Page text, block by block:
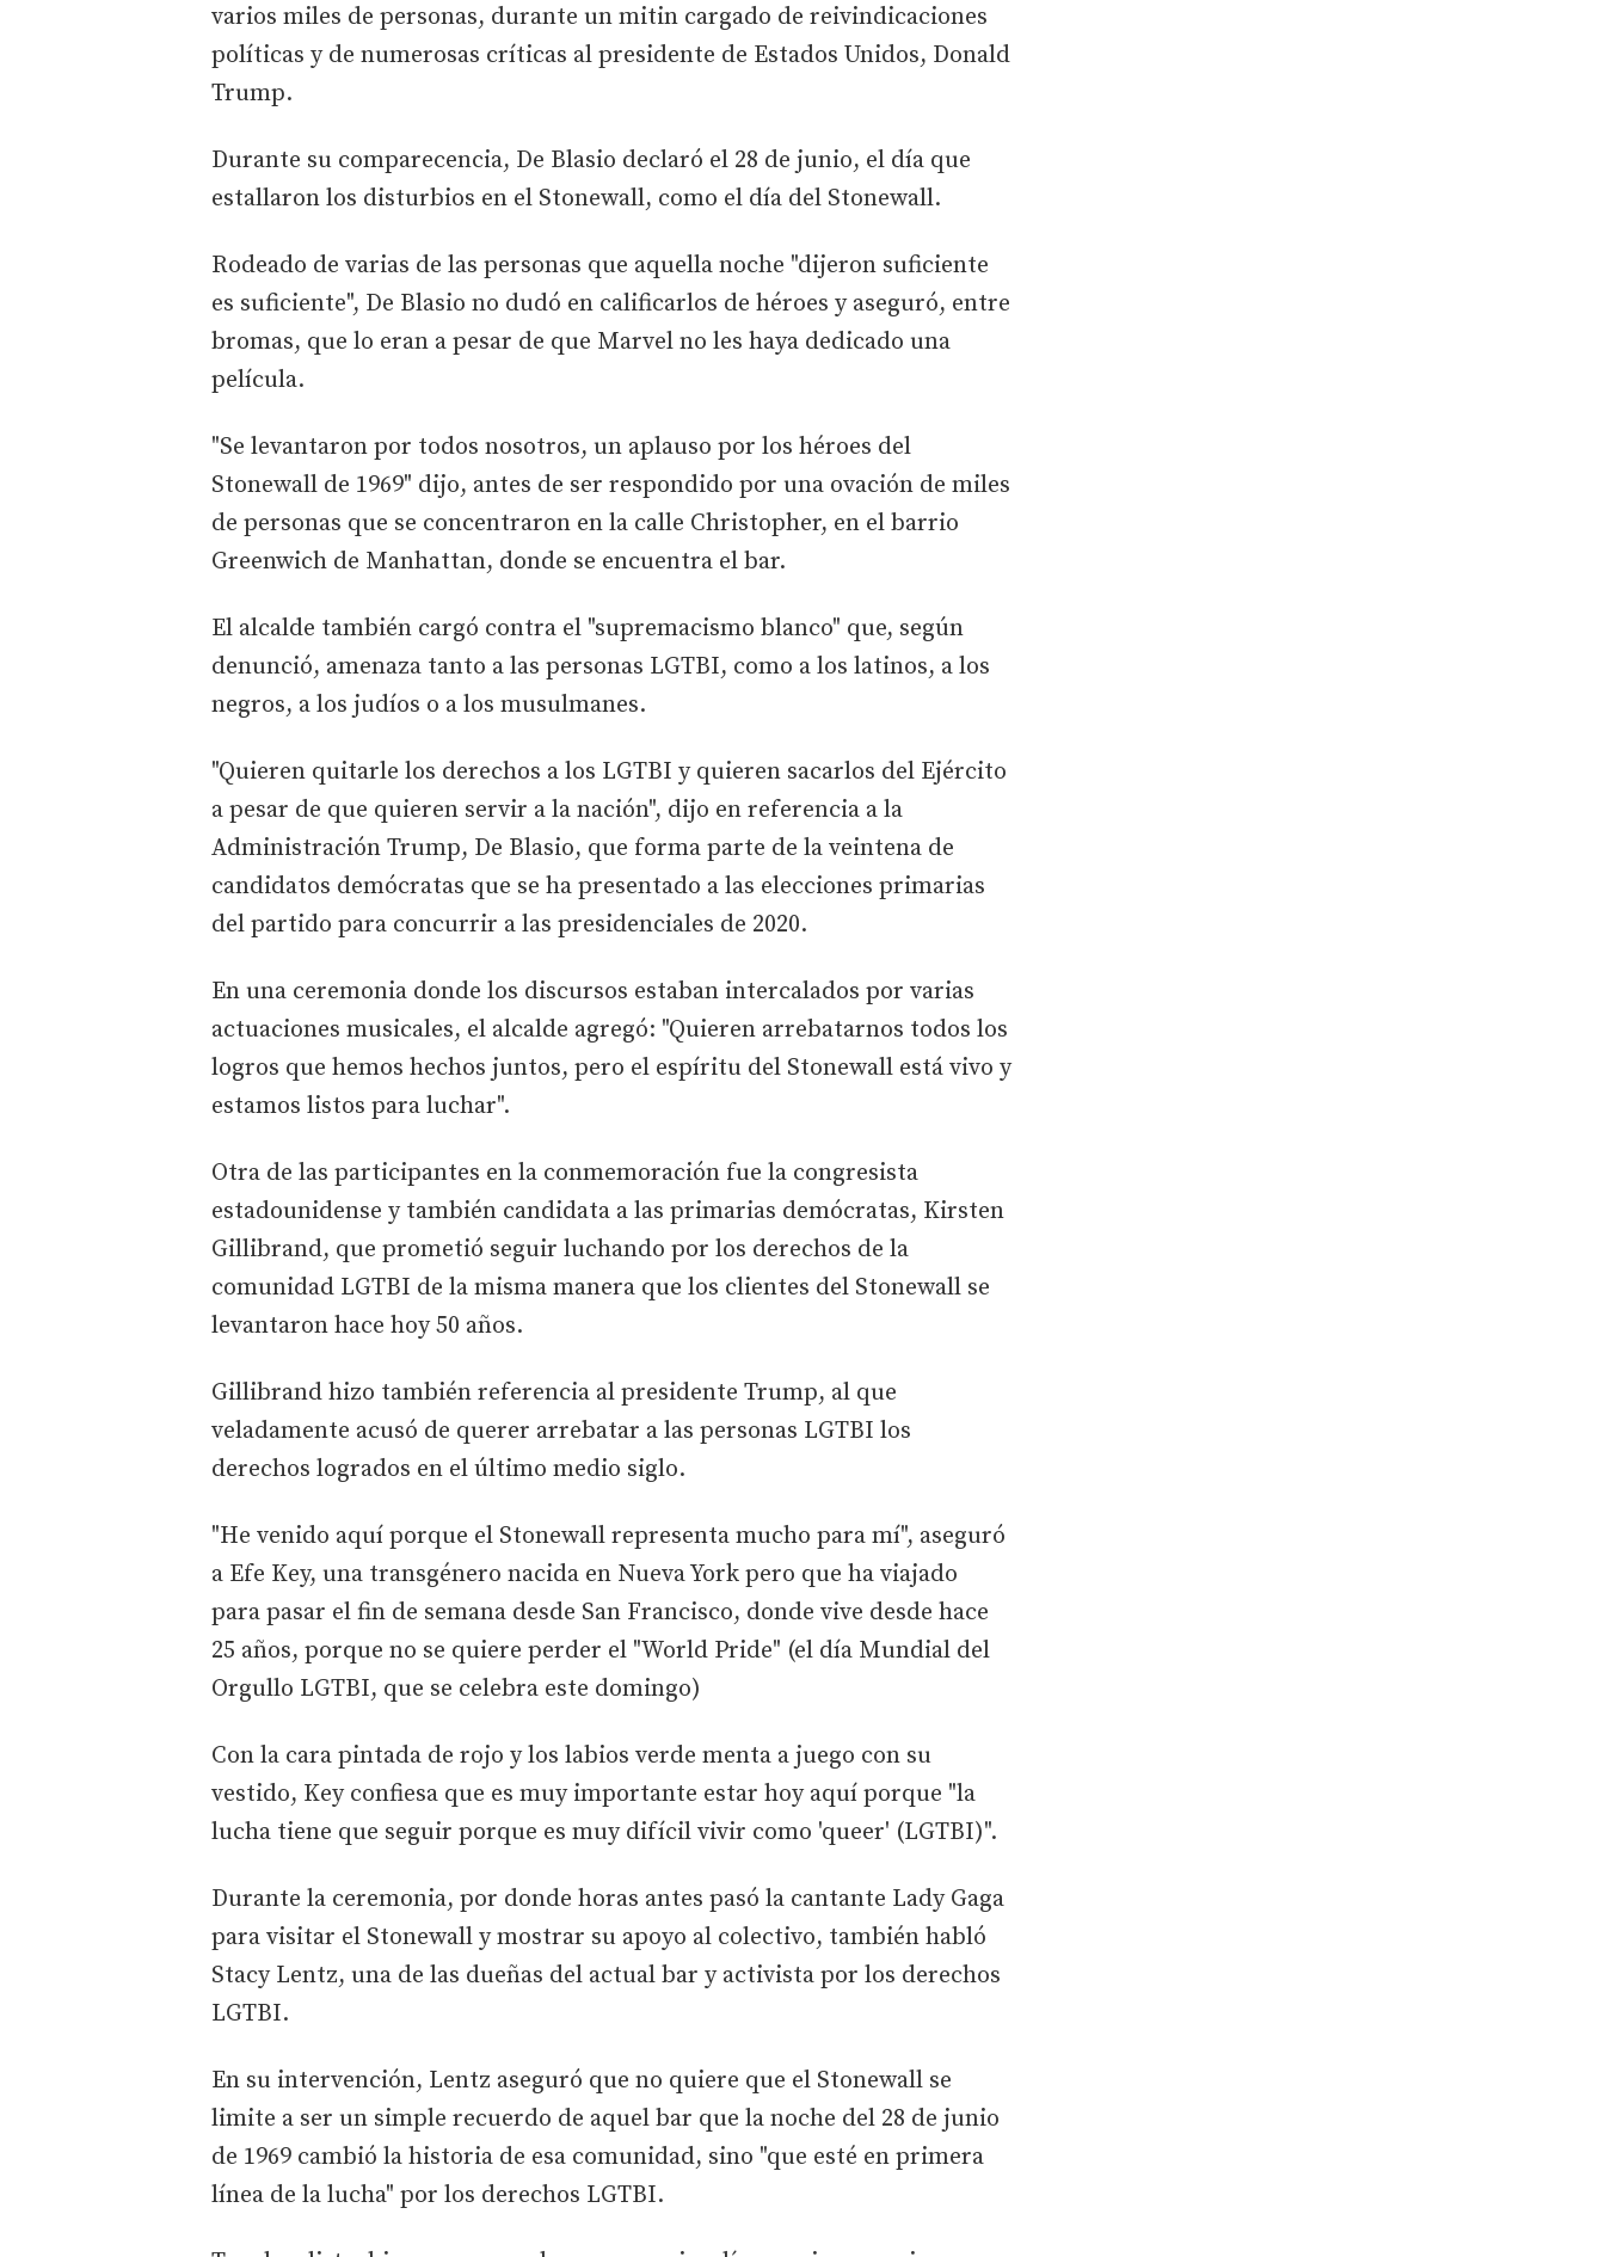
varios miles de personas, durante un mitin cargado de reivindicaciones
políticas y de numerosas críticas al presidente de Estados Unidos, Donald
Trump.
Durante su comparecencia, De Blasio declaró el 28 de junio, el día que
estallaron los disturbios en el Stonewall, como el día del Stonewall.
Rodeado de varias de las personas que aquella noche "dijeron suficiente
es suficiente", De Blasio no dudó en calificarlos de héroes y aseguró, entre
bromas, que lo eran a pesar de que Marvel no les haya dedicado una
película.
"Se levantaron por todos nosotros, un aplauso por los héroes del
Stonewall de 1969" dijo, antes de ser respondido por una ovación de miles
de personas que se concentraron en la calle Christopher, en el barrio
Greenwich de Manhattan, donde se encuentra el bar.
El alcalde también cargó contra el "supremacismo blanco" que, según
denunció, amenaza tanto a las personas LGTBI, como a los latinos, a los
negros, a los judíos o a los musulmanes.
"Quieren quitarle los derechos a los LGTBI y quieren sacarlos del Ejército
a pesar de que quieren servir a la nación", dijo en referencia a la
Administración Trump, De Blasio, que forma parte de la veintena de
candidatos demócratas que se ha presentado a las elecciones primarias
del partido para concurrir a las presidenciales de 2020.
En una ceremonia donde los discursos estaban intercalados por varias
actuaciones musicales, el alcalde agregó: "Quieren arrebatarnos todos los
logros que hemos hechos juntos, pero el espíritu del Stonewall está vivo y
estamos listos para luchar".
Otra de las participantes en la conmemoración fue la congresista
estadounidense y también candidata a las primarias demócratas, Kirsten
Gillibrand, que prometió seguir luchando por los derechos de la
comunidad LGTBI de la misma manera que los clientes del Stonewall se
levantaron hace hoy 50 años.
Gillibrand hizo también referencia al presidente Trump, al que
veladamente acusó de querer arrebatar a las personas LGTBI los
derechos logrados en el último medio siglo.
"He venido aquí porque el Stonewall representa mucho para mí", aseguró
a Efe Key, una transgénero nacida en Nueva York pero que ha viajado
para pasar el fin de semana desde San Francisco, donde vive desde hace
25 años, porque no se quiere perder el "World Pride" (el día Mundial del
Orgullo LGTBI, que se celebra este domingo)
Con la cara pintada de rojo y los labios verde menta a juego con su
vestido, Key confiesa que es muy importante estar hoy aquí porque "la
lucha tiene que seguir porque es muy difícil vivir como 'queer' (LGTBI)".
Durante la ceremonia, por donde horas antes pasó la cantante Lady Gaga
para visitar el Stonewall y mostrar su apoyo al colectivo, también habló
Stacy Lentz, una de las dueñas del actual bar y activista por los derechos
LGTBI.
En su intervención, Lentz aseguró que no quiere que el Stonewall se
limite a ser un simple recuerdo de aquel bar que la noche del 28 de junio
de 1969 cambió la historia de esa comunidad, sino "que esté en primera
línea de la lucha" por los derechos LGTBI.